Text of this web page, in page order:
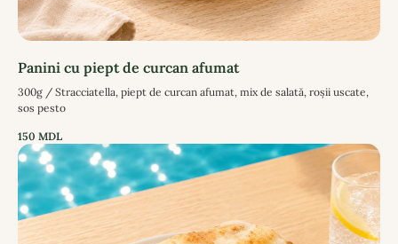
Panini cu piept de curcan afumat
300g / Stracciatella, piept de curcan afumat, mix de salată, roșii uscate,
sos pesto
150 MDL